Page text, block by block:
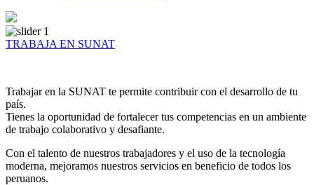
TRABAJA EN SUNAT
Trabajar en la SUNAT te permite contribuir con el desarrollo de tu
país.
Tienes la oportunidad de fortalecer tus competencias en un ambiente
de trabajo colaborativo y desafiante.
Con el talento de nuestros trabajadores y el uso de la tecnología
moderna, mejoramos nuestros servicios en beneficio de todos los
peruanos.